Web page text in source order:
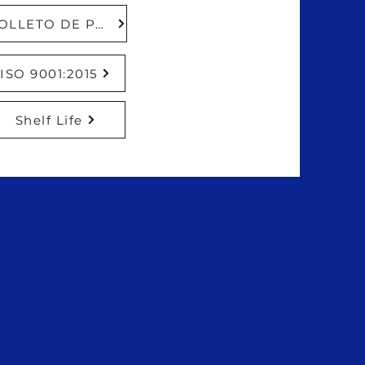
FOLLETO DE PRODUCTO
ISO 9001:2015
Shelf Life